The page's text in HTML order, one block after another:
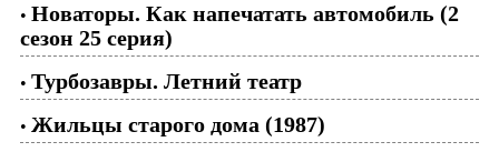
• Новаторы. Как напечатать автомобиль (2
сезон 25 серия)
• Турбозавры. Летний театр
• Жильцы старого дома (1987)